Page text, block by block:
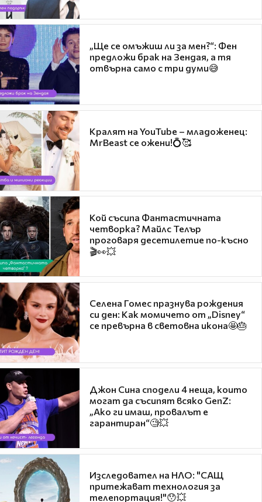
„Ще се омъжиш ли за мен?“: Фен
предложи брак на Зендая, а тя
отвърна само с три думи😅
Кралят на YouTube – младоженец:
MrBeast се ожени!💍🥰
Кой съсипа Фантастичната
четворка? Майлс Телър
проговаря десетилетие по-късно
🎬👀💥
Селена Гомес празнува рождения
си ден: Как момичето от „Disney“
се превърна в световна икона🤩🎂
Джон Сина сподели 4 неща, които
могат да съсипят всяко GenZ:
„Ако ги имаш, провалът е
гарантиран“🧐💥
Изследовател на НЛО: "САЩ
притежават технология за
телепортация!"😯💥